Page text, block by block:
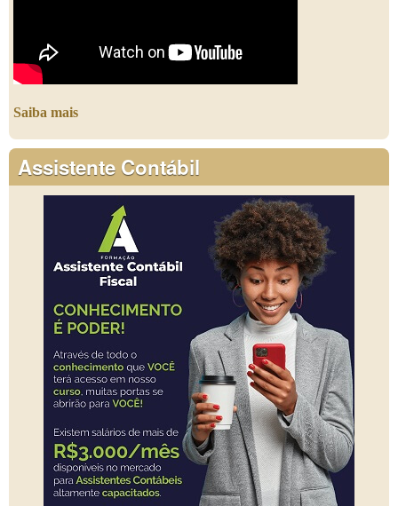
Saiba mais
Assistente Contábil